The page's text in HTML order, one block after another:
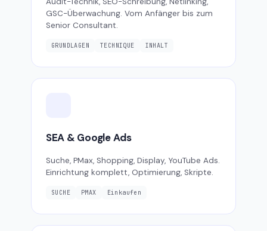
GSC-Überwachung. Vom Anfänger bis zum
Senior Consultant.
GRUNDLAGEN TECHNIQUE INHALT
SEA & Google Ads
Suche, PMax, Shopping, Display, YouTube Ads.
Einrichtung komplett, Optimierung, Skripte.
SUCHE PMAX Einkaufen